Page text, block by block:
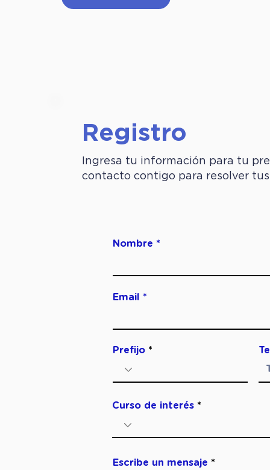
Registro
Ingresa tu información para tu
contacto contigo para resolver
Nombre
Email
Prefijo
Curso de interés
Escribe un mensaje